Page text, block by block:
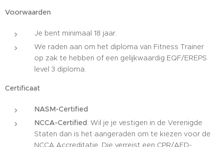
Voorwaarden
Je bent minimaal 18 jaar.
We raden aan om het diploma van Fitness Trainer
op zak te hebben of een gelijkwaardig EQF/EREPS
level 3 diploma.
Certificaat
NASM-Certified
NCCA-Certified: Wil je je vestigen in de Verenigde
Staten dan is het aangeraden om te kiezen voor de
NCCA Accreditatie. Die verreist een CPR/AED-